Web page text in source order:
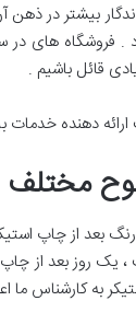
بیشتر در
فروشگاه های
قائل باشیم .
دهنده خدمات
مختلف
از چاپ
، یک روز بعد
به کارشناس ما